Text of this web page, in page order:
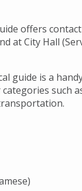
offers
at City Hall
guide is a
such